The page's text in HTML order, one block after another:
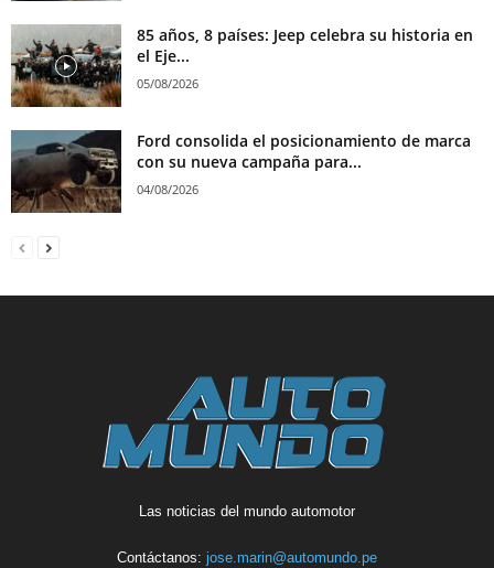
85 años, 8 países: Jeep celebra su historia en
el Eje...
05/08/2026
Ford consolida el posicionamiento de marca
con su nueva campaña para...
04/08/2026
Las noticias del mundo automotor
Contáctanos: jose.marin@automundo.pe